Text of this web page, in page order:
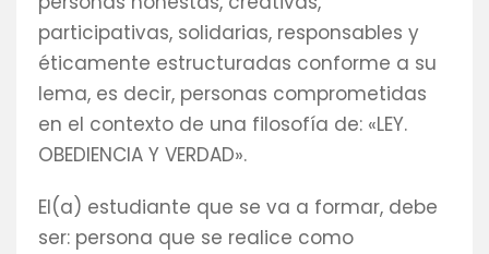
participativas, solidarias, responsables y
éticamente estructuradas conforme a su
lema, es decir, personas comprometidas
en el contexto de una filosofía de: «LEY.
OBEDIENCIA Y VERDAD».
El(a) estudiante que se va a formar, debe
ser: persona que se realice como